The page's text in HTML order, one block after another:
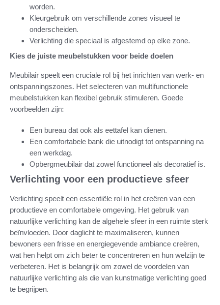
worden.
Kleurgebruik om verschillende zones visueel te
onderscheiden.
Verlichting die speciaal is afgestemd op elke zone.
Kies de juiste meubelstukken voor beide doelen
Meubilair speelt een cruciale rol bij het inrichten van werk- en
ontspanningszones. Het selecteren van multifunctionele
meubelstukken kan flexibel gebruik stimuleren. Goede
voorbeelden zijn:
Een bureau dat ook als eettafel kan dienen.
Een comfortabele bank die uitnodigt tot ontspanning na
een werkdag.
Opbergmeubilair dat zowel functioneel als decoratief is.
Verlichting voor een productieve sfeer
Verlichting speelt een essentiële rol in het creëren van een
productieve en comfortabele omgeving. Het gebruik van
natuurlijke verlichting kan de algehele sfeer in een ruimte sterk
beïnvloeden. Door daglicht te maximaliseren, kunnen
bewoners een frisse en energiegevende ambiance creëren,
wat hen helpt om zich beter te concentreren en hun welzijn te
verbeteren. Het is belangrijk om zowel de voordelen van
natuurlijke verlichting als die van kunstmatige verlichting goed
te begrijpen.